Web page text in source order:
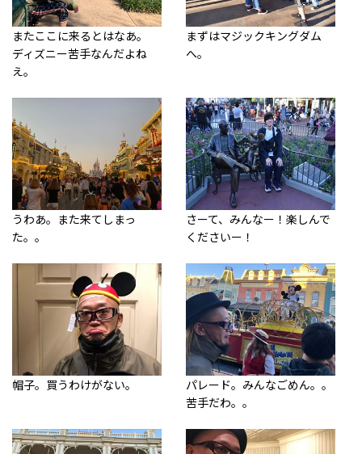
またここに来るとはなあ。
ディズニー苦手なんだよね
え。
まずはマジックキングダム
へ。
うわあ。また来てしまっ
た。。
さーて、みんなー！楽しんで
くださいー！
帽子。買うわけがない。
パレード。みんなごめん。。
苦手だわ。。